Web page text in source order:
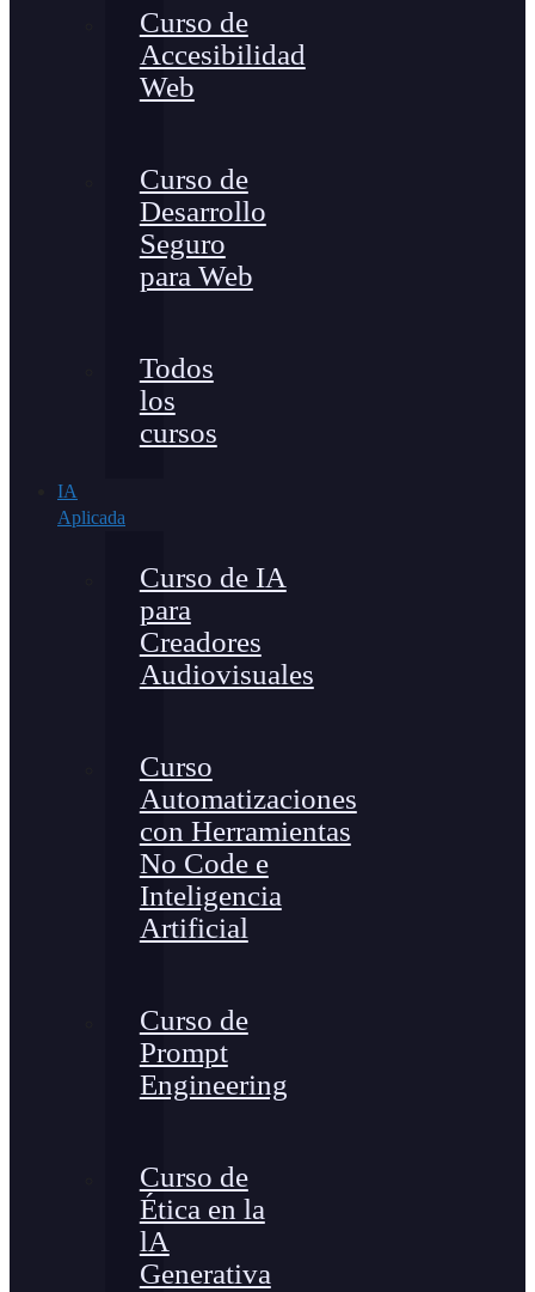
Curso de
Accesibilidad
Web
Curso de
Desarrollo
Seguro
para Web
Todos
los
cursos
IA
Aplicada
Curso de IA
para
Creadores
Audiovisuales
Curso
Automatizaciones
con Herramientas
No Code e
Inteligencia
Artificial
Curso de
Prompt
Engineering
Curso de
Ética en la
lA
Generativa